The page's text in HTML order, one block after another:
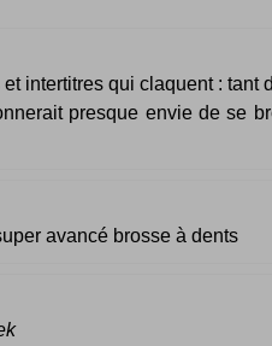
intertitres qui claquent : tant
presque envie de se
avancé brosse à dents